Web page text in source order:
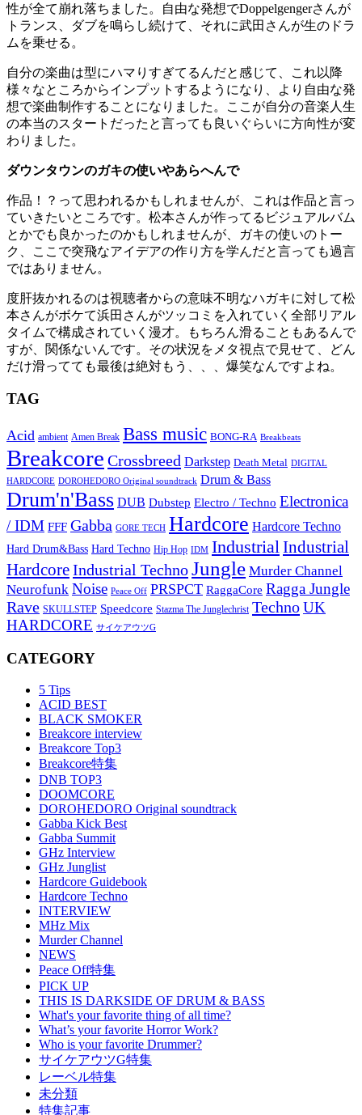
性が全て崩れ落ちました。自由な発想でDoppelgengerさんが
トランス、ダブを鳴らし続けて、それに武田さんが生のドラ
ムを乗せる。
自分の楽曲は型にハマりすぎてるんだと感じて、これ以降
様々なところからインプットするようになり、より自由な発
想で楽曲制作することになりました。ここが自分の音楽人生
の本当のスタートだったと言っても良いぐらいに方向性が変
わりました。
ダウンタウンのガキの使いやあらへんで
作品！？って思われるかもしれませんが、これは作品と言っ
ていきたいところです。松本さんが作ってるビジュアルバム
とかでも良かったのかもしれませんが、ガキの使いのトー
ク、ここで突飛なアイデアの作り方を学んだと言っても過言
ではありません。
度肝抜かれるのは視聴者からの意味不明なハガキに対して松
本さんがボケて浜田さんがツッコミを入れていく全部リアル
タイムで構成されていく漫才。もちろん滑ることもあるんで
すが、関係ないんです。その状況をメタ視点で見せて、どん
だけ滑ってても最後は絶対もう、、、爆笑なんですよね。
TAG
Acid ambient Amen Break Bass music BONG-RA Breakbeats
Breakcore Crossbreed Darkstep Death Metal DIGITAL
HARDCORE DOROHEDORO Original soundtrack Drum & Bass
Drum'n'Bass DUB Dubstep Electro / Techno Electronica
/ IDM FFF Gabba GORE TECH Hardcore Hardcore Techno
Hard Drum&Bass Hard Techno Hip Hop IDM IndustrialIndustrial
HardcoreIndustrial TechnoJungle Murder Channel
Neurofunk Noise Peace Off PRSPCT RaggaCore Ragga Jungle
Rave SKULLSTEP Speedcore Stazma The Junglechrist TechnoUK
HARDCORE サイケアウツG
CATEGORY
5 Tips
ACID BEST
BLACK SMOKER
Breakcore interview
Breakcore Top3
Breakcore特集
DNB TOP3
DOOMCORE
DOROHEDORO Original soundtrack
Gabba Kick Best
Gabba Summit
GHz Interview
GHz Junglist
Hardcore Guidebook
Hardcore Techno
INTERVIEW
MHz Mix
Murder Channel
NEWS
Peace Off特集
PICK UP
THIS IS DARKSIDE OF DRUM & BASS
What's your favorite thing of all time?
What’s your favorite Horror Work?
Who is your favorite Drummer?
サイケアウツG特集
レーベル特集
未分類
特集記事